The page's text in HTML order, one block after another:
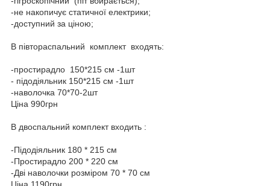
-не накопичує статичної електрики;
-доступний за ціною;
В півтораспальний комплект входять:
-простирадло 150*215 см -1шт
- підодіяльник 150*215 см -1шт
-наволочка 70*70-2шт
Ціна 990грн
В двоспальний комплект входить :
-Підодіяльник 180 * 215 см
-Простирадло 200 * 220 см
-Дві наволочки розміром 70 * 70 см
Ціна 1190грн